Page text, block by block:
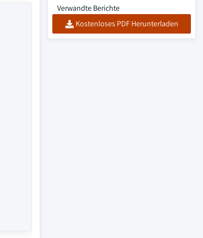
Verwandte Berichte
Kostenloses PDF Herunterladen